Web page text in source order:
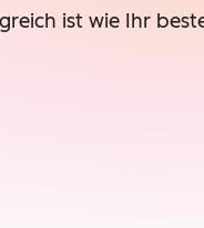
ist wie Ihr